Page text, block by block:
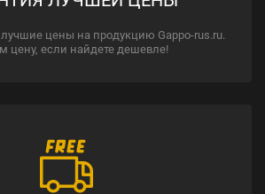
цены на продукцию Gappo-rus.ru.
цену, если найдете дешевле!